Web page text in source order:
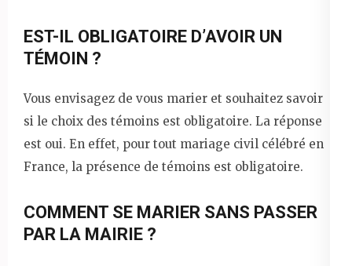
EST-IL OBLIGATOIRE D’AVOIR UN
TÉMOIN ?
Vous envisagez de vous marier et souhaitez savoir
si le choix des témoins est obligatoire. La réponse
est oui. En effet, pour tout mariage civil célébré en
France, la présence de témoins est obligatoire.
COMMENT SE MARIER SANS PASSER
PAR LA MAIRIE ?